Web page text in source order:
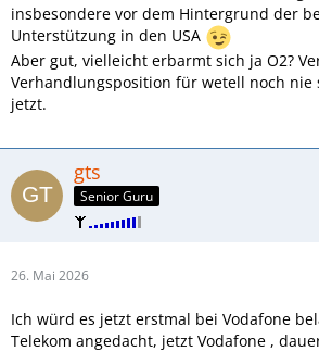
insbesondere vor dem Hintergrund der
Unterstützung in den USA
Aber gut, vielleicht erbarmt sich ja O2?
Verhandlungsposition für wetell noch nie
jetzt.
gts
Senior Guru
26. Mai 2026
Ich würd es jetzt erstmal bei Vodafone
Telekom angedacht, jetzt Vodafone ,